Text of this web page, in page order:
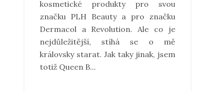
kosmetické produkty pro svou
značku PLH Beauty a pro značku
Dermacol a Revolution. Ale co je
nejdůležitější, stíhá se o mě
královsky starat. Jak taky jinak, jsem
totiž Queen B...